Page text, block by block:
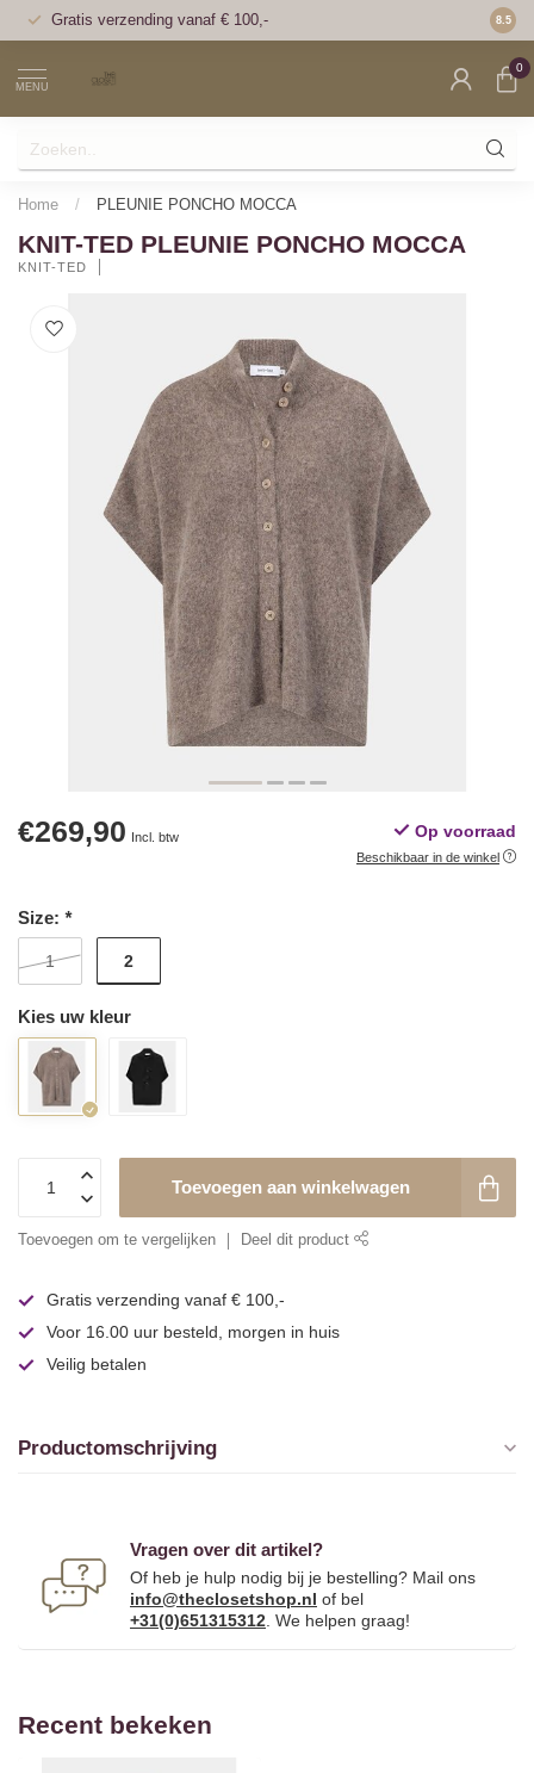
Gratis verzending vanaf € 100,- Voor
8.5
MENU
0
Home / PLEUNIE PONCHO MOCCA
KNIT-TED PLEUNIE PONCHO MOCCA
KNIT-TED
€269,90 Incl. btw Op voorraad
Beschikbaar in de winkel
Size: *
1 2
Kies uw kleur
Toevoegen aan winkelwagen
Toevoegen om te vergelijken Deel dit product
Gratis verzending vanaf € 100,-
Voor 16.00 uur besteld, morgen in huis
Veilig betalen
Productomschrijving
Vragen over dit artikel?
Of heb je hulp nodig bij je bestelling? Mail ons
info@theclosetshop.nl of bel
+31(0)651315312 . We helpen graag!
Recent bekeken